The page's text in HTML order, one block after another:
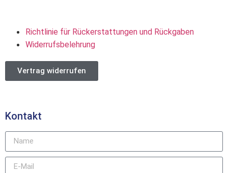
Richtlinie für Rückerstattungen und Rückgaben
Widerrufsbelehrung
Vertrag widerrufen
Kontakt